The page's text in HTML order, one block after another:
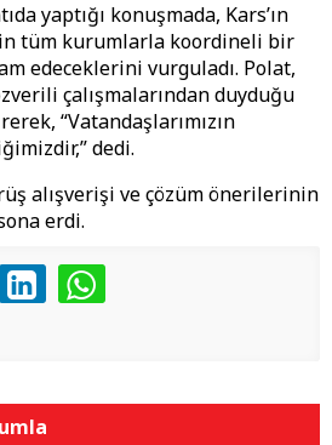
yaptığı konuşmada, Kars’ın
tüm kurumlarla koordineli bir
edeceklerini vurguladı. Polat,
çalışmalarından duyduğu
“Vatandaşlarımızın
dedi.
alışverişi ve çözüm önerilerinin
erdi.